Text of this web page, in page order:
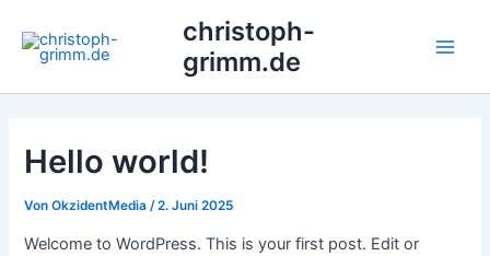
Inhalt
springen
christoph-
grimm.de
Hello world!
VonOkzidentMedia/2. Juni 2025
Welcome to WordPress. This is your first post. Edit or